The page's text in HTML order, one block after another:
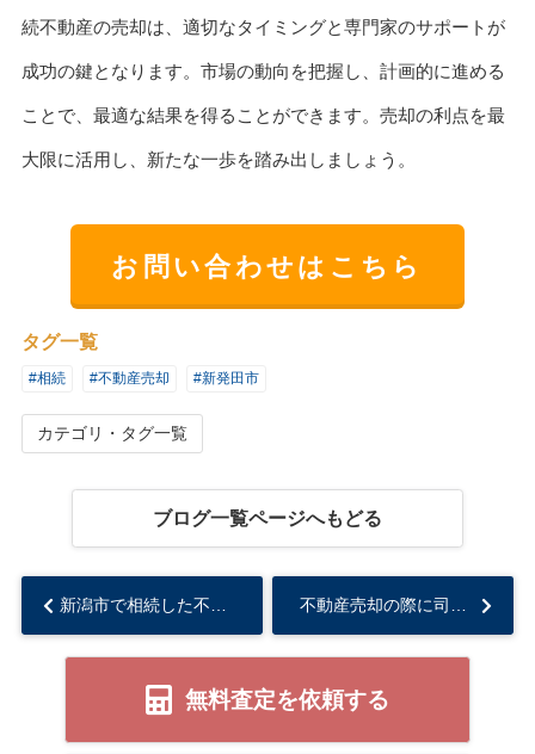
続不動産の売却は、適切なタイミングと専門家のサポートが
成功の鍵となります。市場の動向を把握し、計画的に進める
ことで、最適な結果を得ることができます。売却の利点を最
大限に活用し、新たな一歩を踏み出しましょう。
お問い合わせはこちら
タグ一覧
#相続 #不動産売却 #新発田市
カテゴリ・タグ一覧
ブログ一覧ページへもどる
無料査定を依頼する